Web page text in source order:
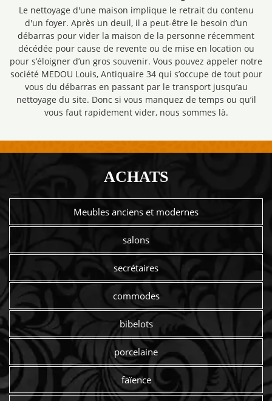
Le nettoyage d'une maison implique le retrait du contenu
d'un foyer. Après un deuil, il a peut-être le besoin d’un
débarras pour vider la maison de la personne récemment
décédée pour cause de revente ou de mise en location ou
pour s’éloigner d’un gros souvenir. Vous pouvez appeler notre
société MEDOU Louis, Antiquaire 34 qui s’occupe de tout pour
vous du débarras en passant par le transport jusqu’au
nettoyage du site. Donc si vous manquez de temps ou qu’il
vous faut rapidement vider, nous sommes là.
ACHATS
Meubles anciens et modernes
salons
secrétaires
commodes
bibelots
porcelaine
faïence